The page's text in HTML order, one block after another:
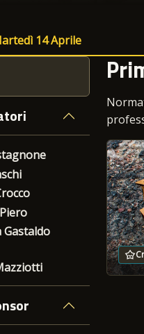
14 Aprile
Gastaldo